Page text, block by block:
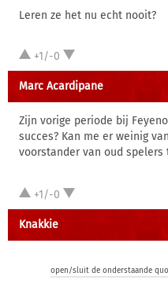
Leren ze het nu echt nooit?
+1/-0
Marc Acardipane
Zijn vorige periode bij
succes? Kan me er weinig
voorstander van oud spelers
+1/-0
Knakkie
open/sluit de onderstaande